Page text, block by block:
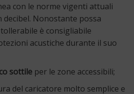
con le norme vigenti attuali
decibel. Nonostante possa
è consigliabile
acustiche durante il suo
sottileper le zone accessibili;
del caricatore molto semplice e